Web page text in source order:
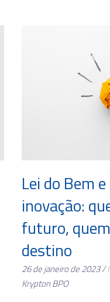
Lei do Bem
inovação:
futuro,
destino
26 de janeiro de 2023 /
Krypton BPO